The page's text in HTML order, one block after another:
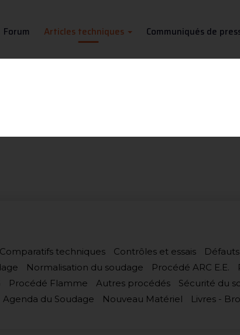
Forum Articles techniques Communiqués de
: Calcul du coût du
Comparatifs techniques Contrôles et essais
Normalisation du soudage Procédé ARC E.E.
Procédé Flamme Autres procédés Sécurité du
Agenda du Soudage Nouveau Matériel Livres -